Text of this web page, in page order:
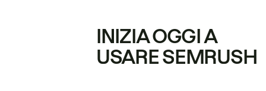
INIZIA OGGI A
USARE SEMRUSH